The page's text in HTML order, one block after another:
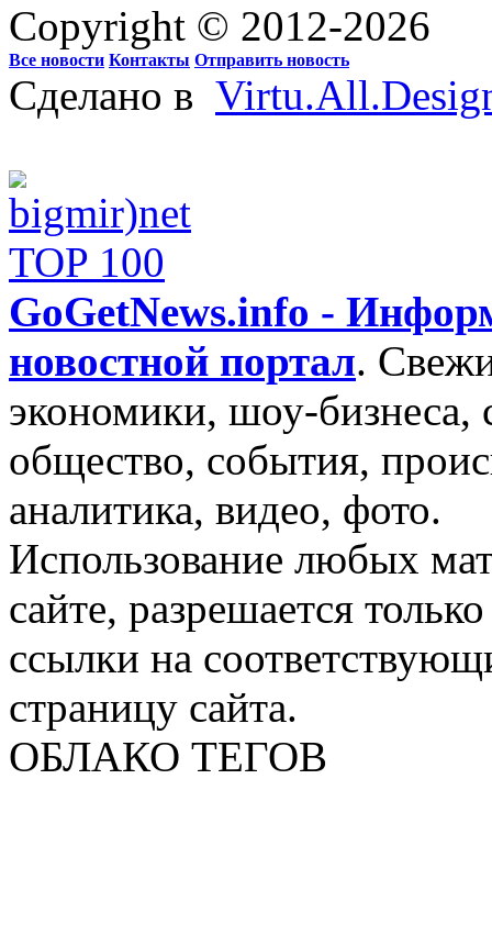
Copyright © 2012-2026
Все новости Контакты Отправить новость
Сделано в
GoGetNews.info -
новостной портал.
экономики, шоу-бизнеса,
общество, события,
аналитика, видео, фото.
Использование любых
сайте, разрешается
ссылки на
страницу сайта.
ОБЛАКО ТЕГОВ